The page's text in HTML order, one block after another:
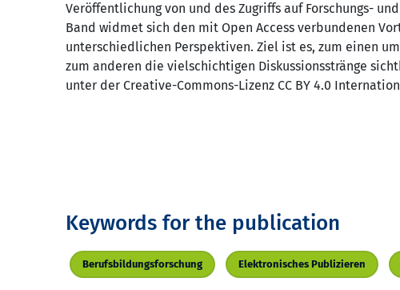
Veröffentlichung von und des Zugriffs auf Forschungs-
Band widmet sich den mit Open Access verbundenen
unterschiedlichen Perspektiven. Ziel ist es, zum einen
zum anderen die vielschichtigen Diskussionsstränge
unter der Creative-Commons-Lizenz CC BY 4.0
Keywords for the publication
Berufsbildungsforschung Elektronisches Publizieren